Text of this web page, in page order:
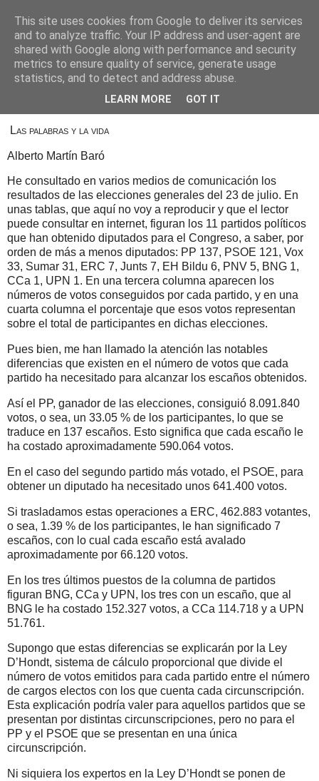
Alberto Martín Baró
27 de agosto de 2023
Lo que cuesta un escaño
Las palabras y la vida
Alberto Martín Baró
He consultado en varios medios de comunicación los
resultados de las elecciones generales del 23 de julio. En
unas tablas, que aquí no voy a reproducir y que el lector
puede consultar en internet, figuran los 11 partidos políticos
que han obtenido diputados para el Congreso, a saber, por
orden de más a menos diputados: PP 137, PSOE 121, Vox
33, Sumar 31, ERC 7, Junts 7, EH Bildu 6, PNV 5, BNG 1,
CCa 1, UPN 1. En una tercera columna aparecen los
números de votos conseguidos por cada partido, y en una
cuarta columna el porcentaje que esos votos representan
sobre el total de participantes en dichas elecciones.
Pues bien, me han llamado la atención las notables
diferencias que existen en el número de votos que cada
partido ha necesitado para alcanzar los escaños obtenidos.
Así el PP, ganador de las elecciones, consiguió 8.091.840
votos, o sea, un 33.05 % de los participantes, lo que se
traduce en 137 escaños. Esto significa que cada escaño le
ha costado aproximadamente 590.064 votos.
En el caso del segundo partido más votado, el PSOE, para
obtener un diputado ha necesitado unos 641.400 votos.
Si trasladamos estas operaciones a ERC, 462.883 votantes,
o sea, 1.39 % de los participantes, le han significado 7
escaños, con lo cual cada escaño está avalado
aproximadamente por 66.120 votos.
En los tres últimos puestos de la columna de partidos
figuran BNG, CCa y UPN, los tres con un escaño, que al
BNG le ha costado 152.327 votos, a CCa 114.718 y a UPN
51.761.
Supongo que estas diferencias se explicarán por la Ley
D’Hondt, sistema de cálculo proporcional que divide el
número de votos emitidos para cada partido entre el número
de cargos electos con los que cuenta cada circunscripción.
Esta explicación podría valer para aquellos partidos que se
presentan por distintas circunscripciones, pero no para el
PP y el PSOE que se presentan en una única
circunscripción.
Ni siquiera los expertos en la Ley D’Hondt se ponen de
This site uses cookies from Google to deliver its services
and to analyze traffic. Your IP address and user-agent are
shared with Google along with performance and security
metrics to ensure quality of service, generate usage
statistics, and to detect and address abuse.
LEARN MORE GOT IT